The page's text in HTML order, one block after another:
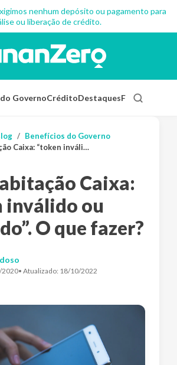
nenhum depósito ou pagamento para
ou liberação de crédito.
GovernoCréditoDestaquesFinanças
Benefícios do Governo
inválido ou expirado”. O que fazer?
Caixa:
inválido ou
O que fazer?
• Atualizado: 18/10/2022